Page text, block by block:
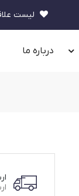
لیست
درباره‌ ما